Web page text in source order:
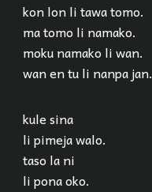
kon lon li tawa tomo.
ma tomo li namako.
moku namako li wan.
wan en tu li nanpa jan.
kule sina
li pimeja walo.
taso la ni
li pona oko.